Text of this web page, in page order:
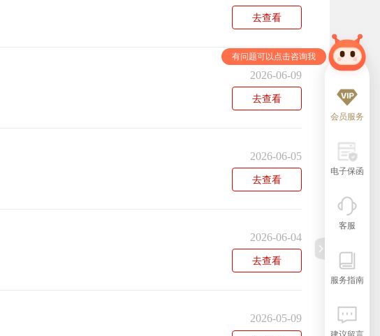
去查看
2026-06-09
去查看
2026-06-05
去查看
2026-06-04
去查看
2026-05-09
会员服务
电子保函
客服
服务指南